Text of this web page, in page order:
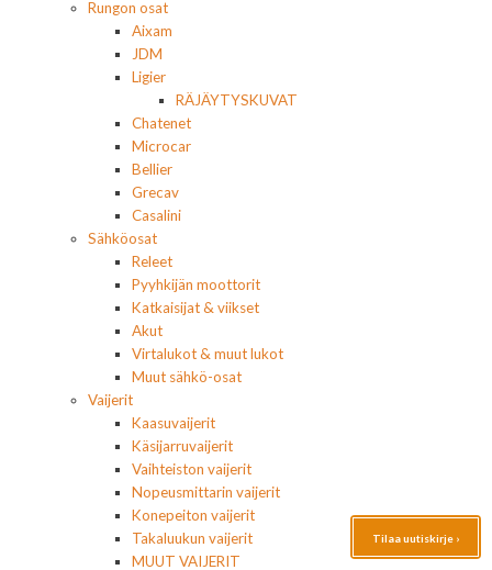
Rungon osat
Aixam
JDM
Ligier
RÄJÄYTYSKUVAT
Chatenet
Microcar
Bellier
Grecav
Casalini
Sähköosat
Releet
Pyyhkijän moottorit
Katkaisijat & viikset
Akut
Virtalukot & muut lukot
Muut sähkö-osat
Vaijerit
Kaasuvaijerit
Käsijarruvaijerit
Vaihteiston vaijerit
Nopeusmittarin vaijerit
Konepeiton vaijerit
Takaluukun vaijerit
MUUT VAIJERIT
Tilaa uutiskirje ›